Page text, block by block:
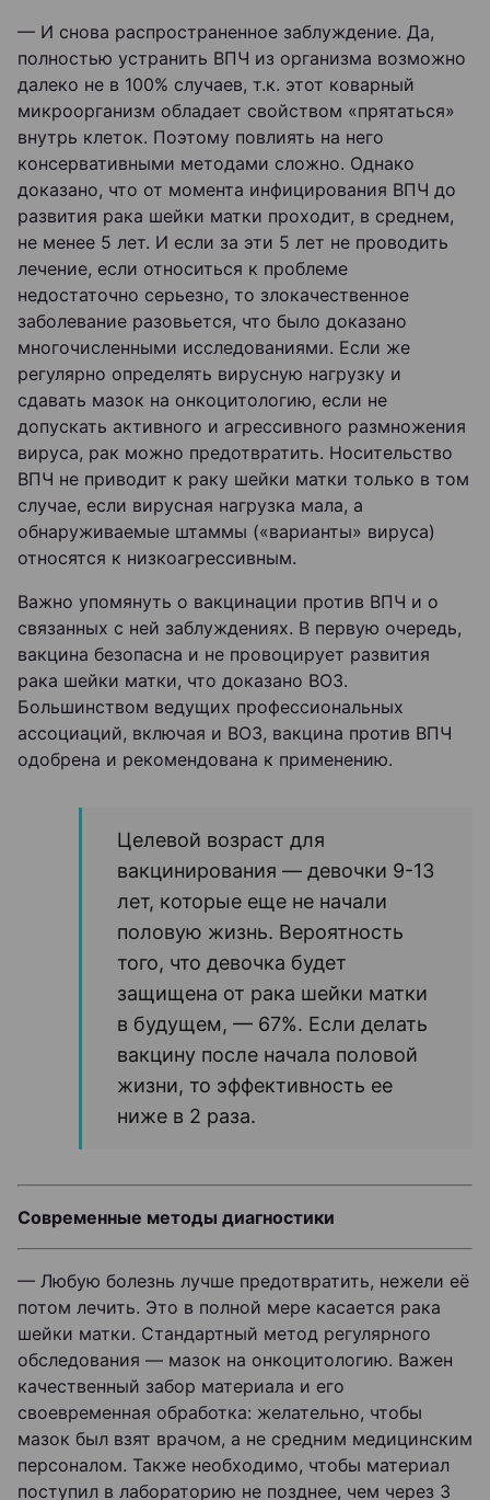
— И снова распространенное заблуждение. Да,
полностью устранить ВПЧ из организма возможно
далеко не в 100% случаев, т.к. этот коварный
микроорганизм обладает свойством «прятаться»
внутрь клеток. Поэтому повлиять на него
консервативными методами сложно. Однако
доказано, что от момента инфицирования ВПЧ до
развития рака шейки матки проходит, в среднем,
не менее 5 лет. И если за эти 5 лет не проводить
лечение, если относиться к проблеме
недостаточно серьезно, то злокачественное
заболевание разовьется, что было доказано
многочисленными исследованиями. Если же
регулярно определять вирусную нагрузку и
сдавать мазок на онкоцитологию, если не
допускать активного и агрессивного размножения
вируса, рак можно предотвратить. Носительство
ВПЧ не приводит к раку шейки матки только в том
случае, если вирусная нагрузка мала, а
обнаруживаемые штаммы («варианты» вируса)
относятся к низкоагрессивным.
Важно упомянуть о вакцинации против ВПЧ и о
связанных с ней заблуждениях. В первую очередь,
вакцина безопасна и не провоцирует развития
рака шейки матки, что доказано ВОЗ.
Большинством ведущих профессиональных
ассоциаций, включая и ВОЗ, вакцина против ВПЧ
одобрена и рекомендована к применению.
Целевой возраст для
вакцинирования — девочки 9-13
лет, которые еще не начали
половую жизнь. Вероятность
того, что девочка будет
защищена от рака шейки матки
в будущем, — 67%. Если делать
вакцину после начала половой
жизни, то эффективность ее
ниже в 2 раза.
Современные методы диагностики
— Любую болезнь лучше предотвратить, нежели её
потом лечить. Это в полной мере касается рака
шейки матки. Стандартный метод регулярного
обследования — мазок на онкоцитологию. Важен
качественный забор материала и его
своевременная обработка: желательно, чтобы
мазок был взят врачом, а не средним медицинским
персоналом. Также необходимо, чтобы материал
поступил в лабораторию не позднее, чем через 3